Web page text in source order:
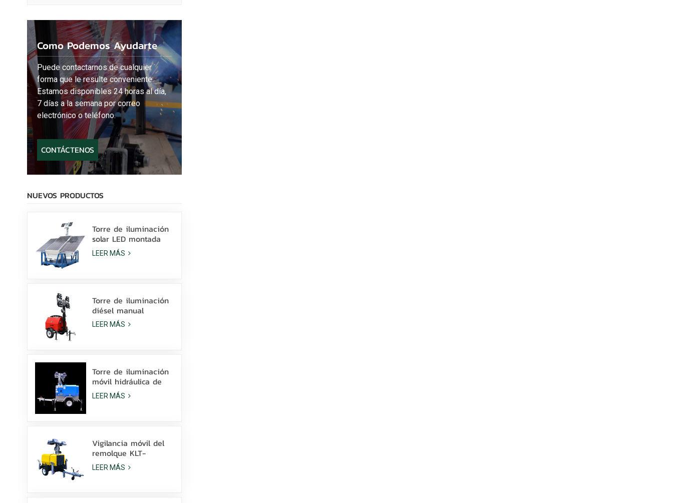
Como Podemos Ayudarte
Puede contactarnos de cualquier
forma que le resulte conveniente.
Estamos disponibles 24 horas al día,
7 días a la semana por correo
electrónico o teléfono.
CONTÁCTENOS
NUEVOS PRODUCTOS
Torre de iluminación
solar LED montada
sobre patines con
lámparas LED de 400
LEER MÁS
Torre de iluminación
diésel manual
compacta y
económica con 4
LEER MÁS
Torre de iluminación
móvil hidráulica de
elevación manual de
9 m de altura con
LEER MÁS
Vigilancia móvil del
remolque KLT-
10000V de la torre
de luz del mástil de
LEER MÁS